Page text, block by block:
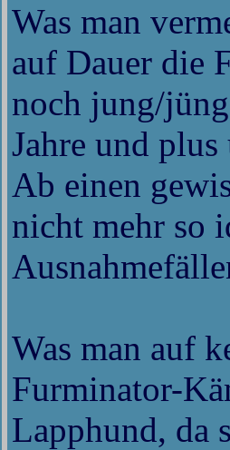
Was man
auf Dauer die
noch jung/
Jahre und
Ab einen
nicht mehr so
Was man auf
Furminator-
Lapphund, da